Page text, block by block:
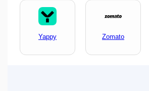
Yappy Zomato